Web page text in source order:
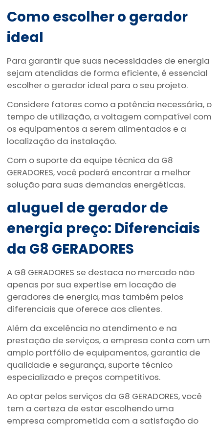
Como escolher o gerador
ideal
Para garantir que suas necessidades de energia
sejam atendidas de forma eficiente, é essencial
escolher o gerador ideal para o seu projeto.
Considere fatores como a potência necessária, o
tempo de utilização, a voltagem compatível com
os equipamentos a serem alimentados e a
localização da instalação.
Com o suporte da equipe técnica da G8
GERADORES, você poderá encontrar a melhor
solução para suas demandas energéticas.
aluguel de gerador de
energia preço: Diferenciais
da G8 GERADORES
A G8 GERADORES se destaca no mercado não
apenas por sua expertise em locação de
geradores de energia, mas também pelos
diferenciais que oferece aos clientes.
Além da excelência no atendimento e na
prestação de serviços, a empresa conta com um
amplo portfólio de equipamentos, garantia de
qualidade e segurança, suporte técnico
especializado e preços competitivos.
Ao optar pelos serviços da G8 GERADORES, você
tem a certeza de estar escolhendo uma
empresa comprometida com a satisfação do